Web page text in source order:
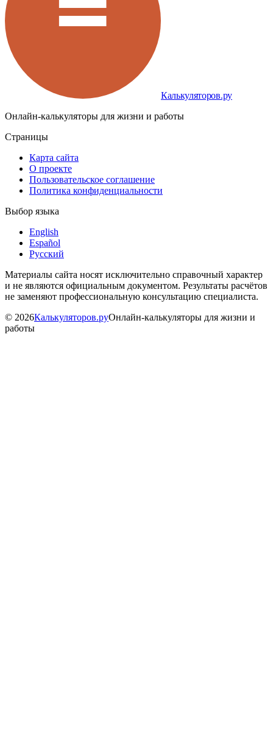
Калькуляторов.ру
Онлайн-калькуляторы для жизни и работы
Страницы
Карта сайта
О проекте
Пользовательское соглашение
Политика конфиденциальности
Выбор языка
English
Español
Русский
Материалы сайта носят исключительно справочный характер
и не являются официальным документом. Результаты расчётов
не заменяют профессиональную консультацию специалиста.
© 2026Калькуляторов.руОнлайн-калькуляторы для жизни и
работы